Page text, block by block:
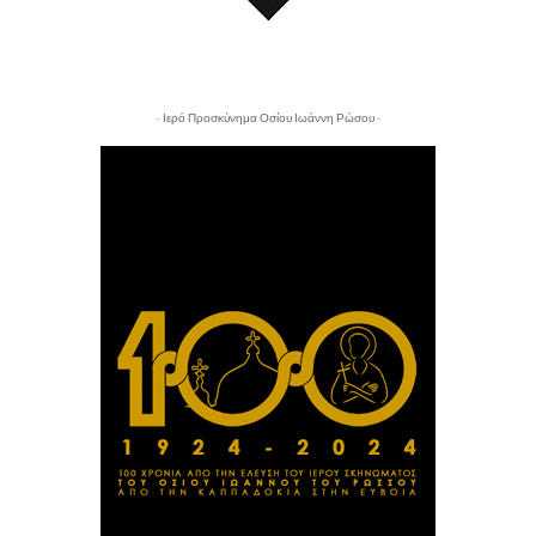
- Ιερό Προσκύνημα Οσίου Ιωάννη Ρώσου -